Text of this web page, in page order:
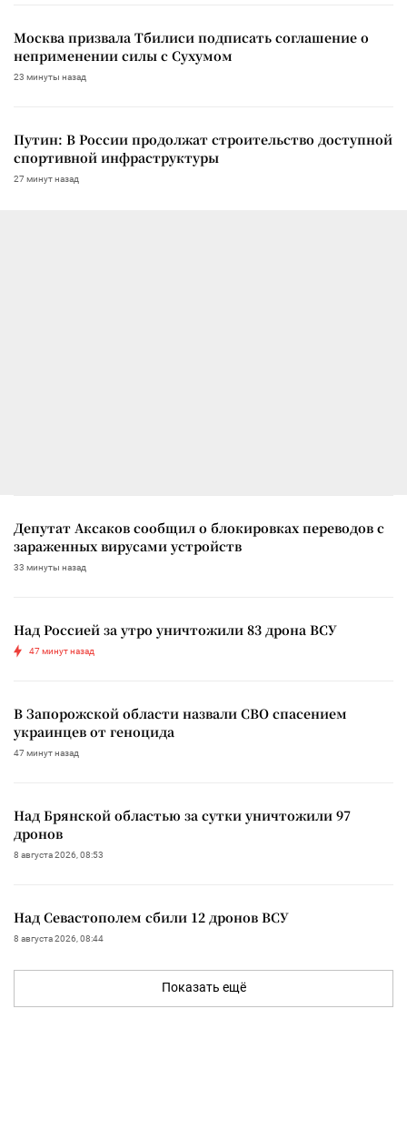
Москва призвала Тбилиси подписать соглашение о
неприменении силы с Сухумом
23 минуты назад
Путин: В России продолжат строительство доступной
спортивной инфраструктуры
27 минут назад
Депутат Аксаков сообщил о блокировках переводов с
зараженных вирусами устройств
33 минуты назад
Над Россией за утро уничтожили 83 дрона ВСУ
47 минут назад
В Запорожской области назвали СВО спасением
украинцев от геноцида
47 минут назад
Над Брянской областью за сутки уничтожили 97
дронов
8 августа 2026, 08:53
Над Севастополем сбили 12 дронов ВСУ
8 августа 2026, 08:44
Показать ещё